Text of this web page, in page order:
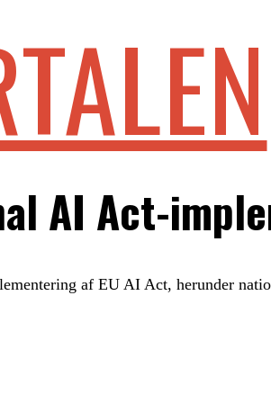
AI Act-
af EU AI Act, herunder